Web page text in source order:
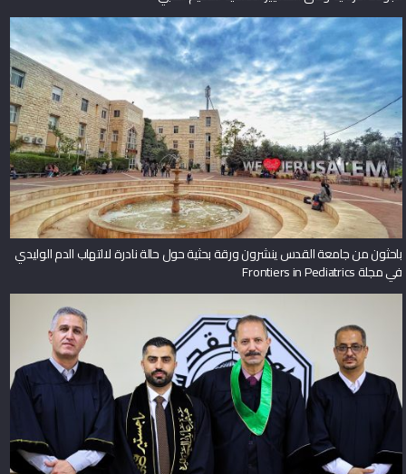
باحثون من جامعة القدس ينشرون ورقة بحثية حول حالة نادرة لالتهاب الدم الوليدي
في مجلة Frontiers in Pediatrics